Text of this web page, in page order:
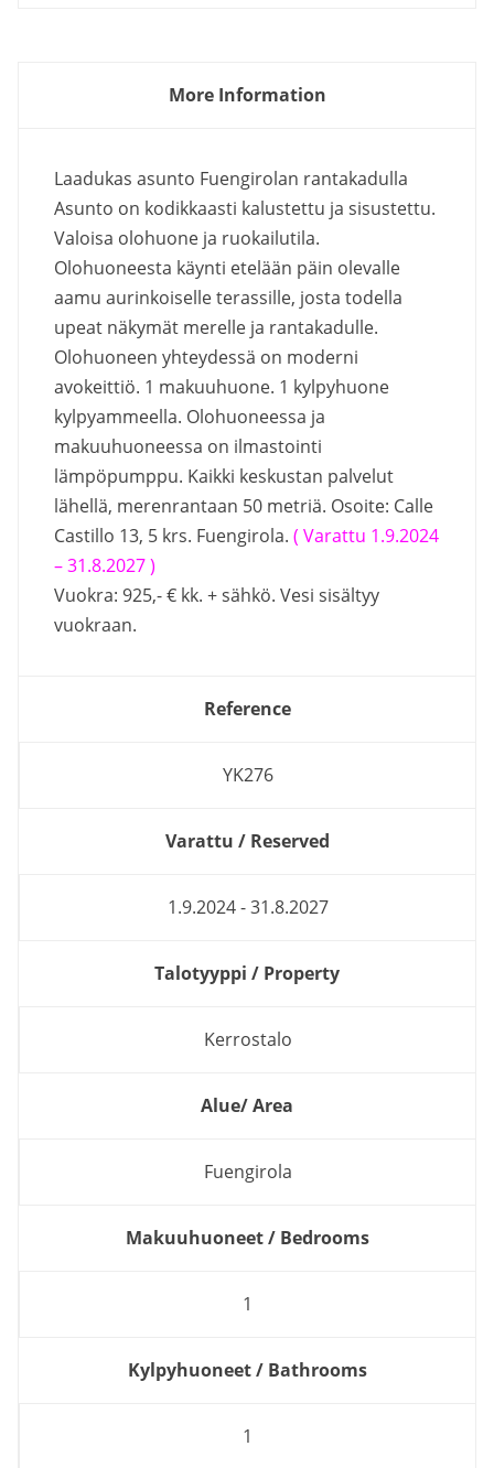
More Information
Laadukas asunto Fuengirolan rantakadulla
Asunto on kodikkaasti kalustettu ja sisustettu.
Valoisa olohuone ja ruokailutila.
Olohuoneesta käynti etelään päin olevalle
aamu aurinkoiselle terassille, josta todella
upeat näkymät merelle ja rantakadulle.
Olohuoneen yhteydessä on moderni
avokeittiö. 1 makuuhuone. 1 kylpyhuone
kylpyammeella. Olohuoneessa ja
makuuhuoneessa on ilmastointi
lämpöpumppu. Kaikki keskustan palvelut
lähellä, merenrantaan 50 metriä. Osoite: Calle
Castillo 13, 5 krs. Fuengirola. ( Varattu 1.9.2024
– 31.8.2027 )
Vuokra: 925,- € kk. + sähkö. Vesi sisältyy
vuokraan.
Reference
YK276
Varattu / Reserved
1.9.2024 - 31.8.2027
Talotyyppi / Property
Kerrostalo
Alue/ Area
Fuengirola
Makuuhuoneet / Bedrooms
1
Kylpyhuoneet / Bathrooms
1